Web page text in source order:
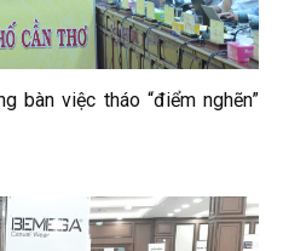
bàn việc tháo “điểm nghẽn”